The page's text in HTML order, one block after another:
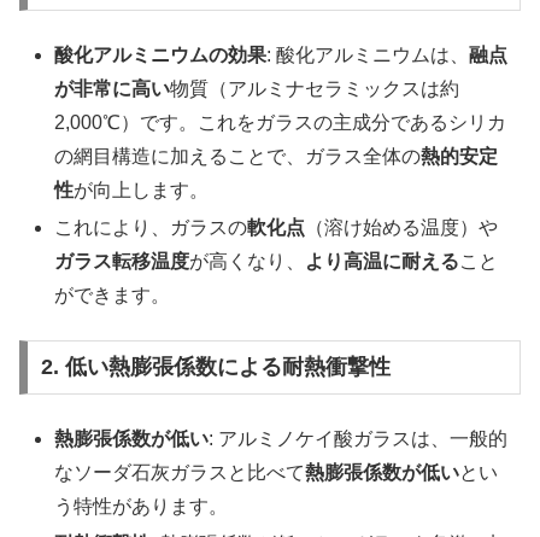
酸化アルミニウムの効果: 酸化アルミニウムは、融点
が非常に高い物質（アルミナセラミックスは約
2,000℃）です。これをガラスの主成分であるシリカ
の網目構造に加えることで、ガラス全体の熱的安定
性が向上します。
これにより、ガラスの軟化点 （溶け始める温度）や
ガラス転移温度が高くなり、 より高温に耐えること
ができます。
2. 低い熱膨張係数による耐熱衝撃性
熱膨張係数が低い: アルミノケイ酸ガラスは、一般的
なソーダ石灰ガラスと比べて熱膨張係数が低いとい
う特性があります。